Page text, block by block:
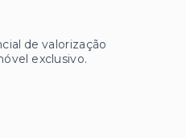
de valorização
exclusivo.